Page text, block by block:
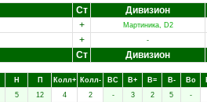
Ст Дивизион
+
Мартиника, D2
+ -
Ст Дивизион
Н П Колл+ Колл- ВC В+ В= В- Вo
5 12 4 2 - 3 2 5
-